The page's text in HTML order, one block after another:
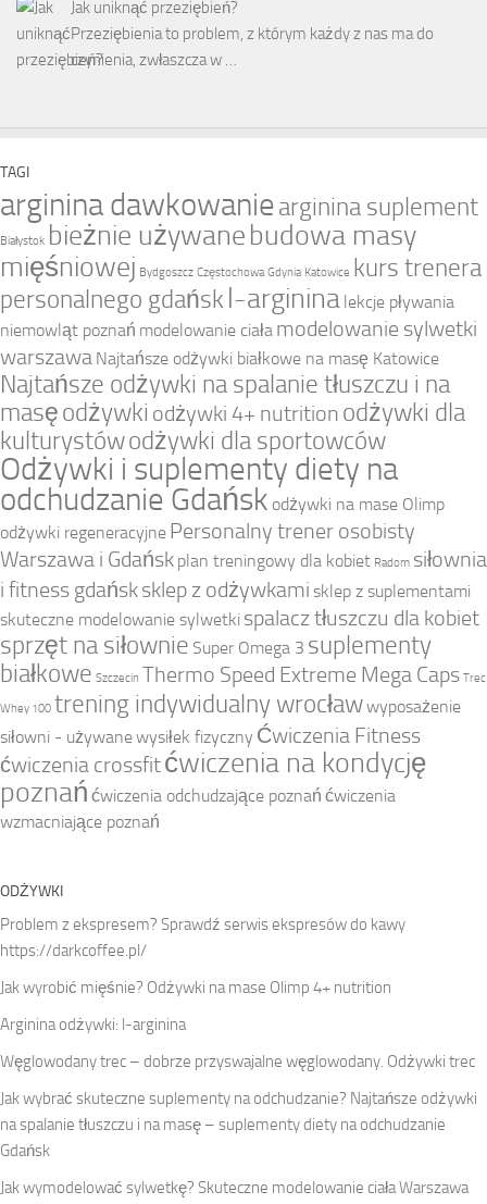
Jak uniknąć przeziębień?
Przeziębienia to problem, z którym każdy z nas ma do
czynienia, zwłaszcza w …
TAGI
arginina dawkowaniearginina suplement
Białystok bieżnie używanebudowa masy
mięśniowej Bydgoszcz Częstochowa Gdynia Katowice kurs trenera
personalnego gdańsk l-arginina lekcje pływania
niemowląt poznań modelowanie ciała modelowanie sylwetki
warszawa Najtańsze odżywki białkowe na masę Katowice
Najtańsze odżywki na spalanie tłuszczu i na
masęodżywki odżywki 4+ nutrition odżywki dla
kulturystówodżywki dla sportowców
Odżywki i suplementy diety na
odchudzanie Gdańsk odżywki na mase Olimp
odżywki regeneracyjne Personalny trener osobisty
Warszawa i Gdańsk plan treningowy dla kobiet Radom siłownia
i fitness gdańsksklep z odżywkami sklep z suplementami
skuteczne modelowanie sylwetki spalacz tłuszczu dla kobiet
sprzęt na siłownie Super Omega 3 suplementy
białkowe Szczecin Thermo Speed Extreme Mega Caps Trec
Whey 100 trening indywidualny wrocławwyposażenie
siłowni - używanewysiłek fizyczny Ćwiczenia Fitness
ćwiczenia crossfitćwiczenia na kondycję
poznań ćwiczenia odchudzające poznań ćwiczenia
wzmacniające poznań
ODŻYWKI
Problem z ekspresem? Sprawdź serwis ekspresów do kawy
https://darkcoffee.pl/
Jak wyrobić mięśnie? Odżywki na mase Olimp 4+ nutrition
Arginina odżywki: l-arginina
Węglowodany trec – dobrze przyswajalne węglowodany. Odżywki trec
Jak wybrać skuteczne suplementy na odchudzanie? Najtańsze odżywki
na spalanie tłuszczu i na masę – suplementy diety na odchudzanie
Gdańsk
Jak wymodelować sylwetkę? Skuteczne modelowanie ciała Warszawa